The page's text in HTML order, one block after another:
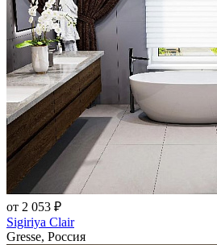
от 2 053 ₽
Sigiriya Clair
Gresse, Россия